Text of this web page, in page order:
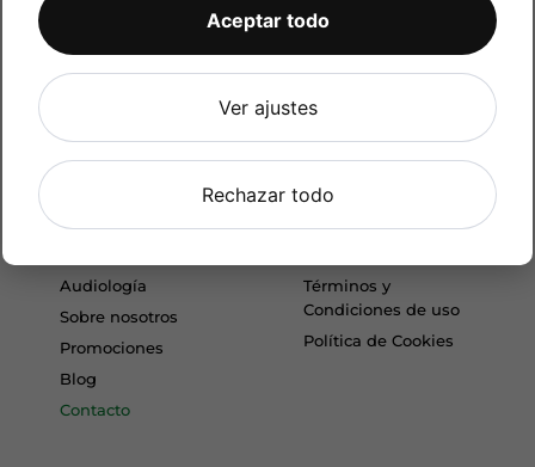
Audiología
Sobre nosotros
Promociones
Blog
Contacto
Más información
Términos y
Condiciones de uso
Política de Cookies
Aceptar todo
Ver ajustes
Rechazar todo